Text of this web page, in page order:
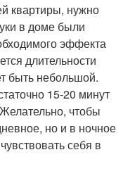
квартиры, нужно
в доме были
эффекта
длительности
быть небольшой.
15-20 минут
чтобы
но и в ночное
себя в